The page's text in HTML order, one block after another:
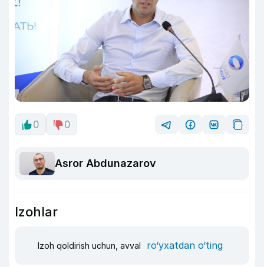
0 0
Asror Abdunazarov
Izohlar
Izoh qoldirish uchun, avval ro‘yxatdan o‘ting